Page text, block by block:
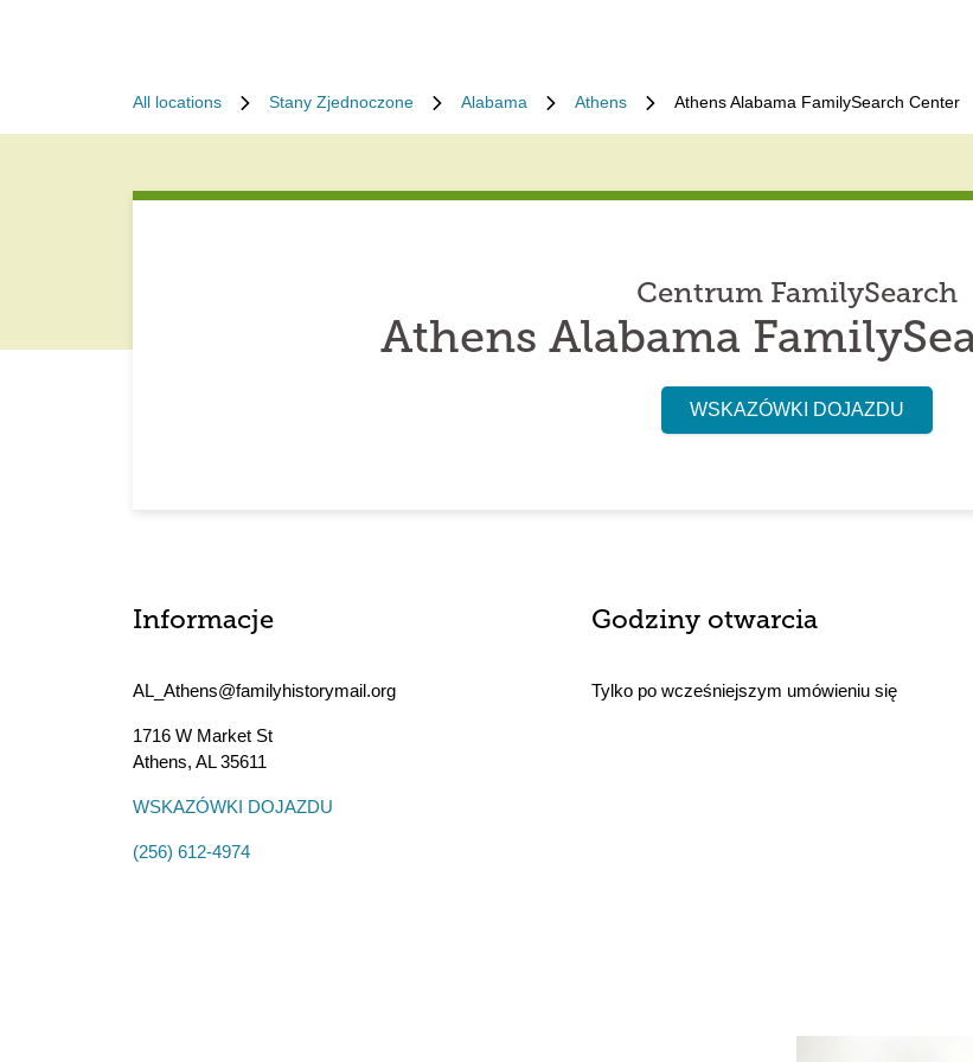
All locations Stany Zjednoczone Alabama Athens Athens Alabama FamilySearch Center
Centrum FamilySearch
Athens Alabama
WSKAZÓWKI DOJAZDU
Informacje
AL_Athens@familyhistorymail.org
1716 W Market St
Athens, AL35611
WSKAZÓWKI DOJAZDU
(256) 612-4974
Godziny otwarcia
Tylko po wcześniejszym umówieniu się